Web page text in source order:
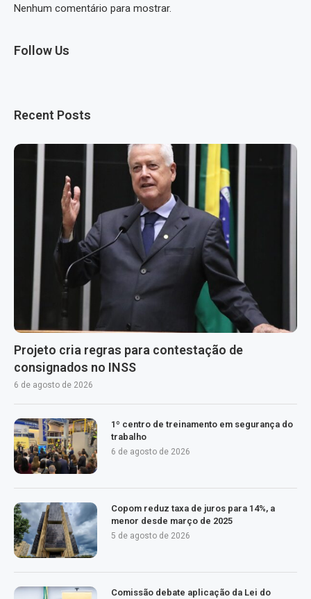
Nenhum comentário para mostrar.
Follow Us
Recent Posts
Projeto cria regras para contestação de
consignados no INSS
6 de agosto de 2026
1º centro de treinamento em segurança do
trabalho
6 de agosto de 2026
Copom reduz taxa de juros para 14%, a
menor desde março de 2025
5 de agosto de 2026
Comissão debate aplicação da Lei do